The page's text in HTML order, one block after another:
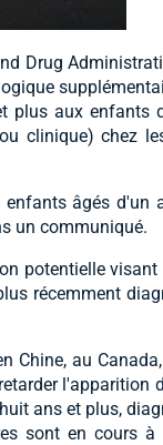
Drug
plus aux enfants
clinique) chez
âgés d'un
un communiqué.
potentielle visant
récemment
Chine, au
l'apparition
ans et plus,
sont en cours à